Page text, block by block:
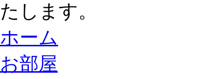
たします。
ホーム
お部屋